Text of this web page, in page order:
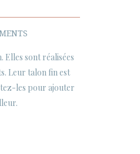
Elles sont réalisées
Leur talon fin est
les pour ajouter